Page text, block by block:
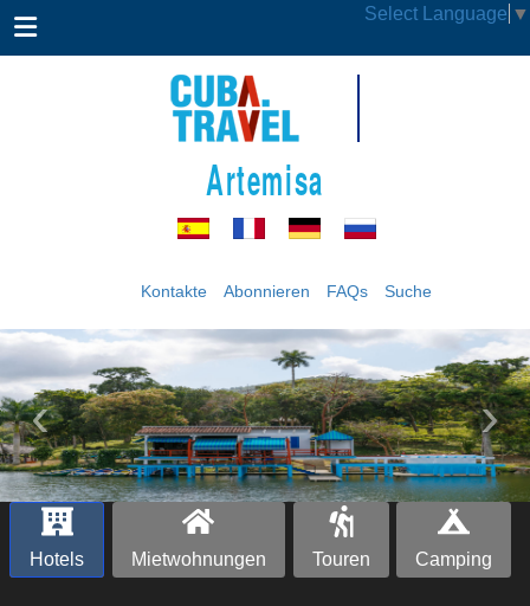
Select Language ▼
Artemisa
Kontakte Abonnieren FAQs Suche
‹ ›
Hotels Mietwohnungen Touren Camping